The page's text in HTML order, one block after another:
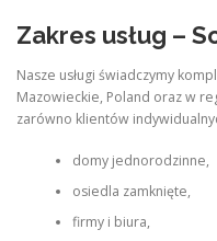
Zakres usług –
Nasze usługi świadczymy
Mazowieckie, Poland oraz w
zarówno klientów
domy jednorodzinne,
osiedla zamknięte,
firmy i biura,